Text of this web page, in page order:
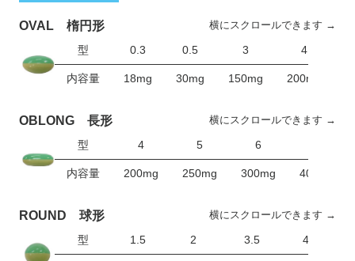
OVAL 楕円形
型 0.3 0.5 3 4
内容量 18mg 30mg 150mg 200mg
横にスクロールできます →
OBLONG 長形
型 4 5 6
内容量 200mg 250mg 300mg 400mg
横にスクロールできます →
ROUND 球形
型 1.5 2 3.5 4.5
横にスクロールできます →